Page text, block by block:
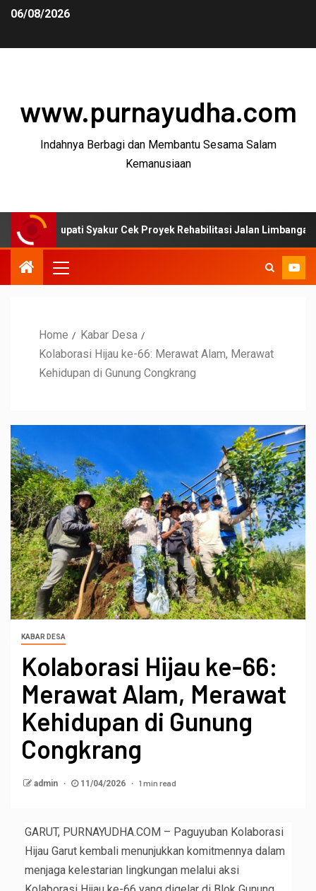
06/08/2026
www.purnayudha.com
Indahnya Berbagi dan Membantu Sesama Salam
Kemanusiaan
Syakur Cek Proyek Rehabilitasi Jalan Limbangan–Selaawi
Home
Kabar Desa
Kolaborasi Hijau ke-66: Merawat Alam, Merawat
Kehidupan di Gunung Congkrang
KABAR DESA
Kolaborasi Hijau ke-66:
Merawat Alam, Merawat
Kehidupan di Gunung
Congkrang
admin 11/04/2026 1 min read
GARUT, PURNAYUDHA.COM – Paguyuban Kolaborasi
Hijau Garut kembali menunjukkan komitmennya dalam
menjaga kelestarian lingkungan melalui aksi